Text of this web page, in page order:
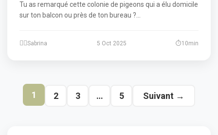
Tu as remarqué cette colonie de pigeons qui a élu domicile
sur ton balcon ou près de ton bureau ?…
Sabrina 5 Oct 2025 10min
1 2 3 … 5 Suivant →